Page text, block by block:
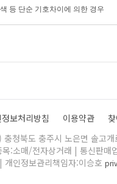
등 단순 기호차이에 의한 경우
보처리방침 이용약관
청북도 충주시 노은면 솔고
:소매/전자상거래 | 통신판매
인정보관리책임자:이승호